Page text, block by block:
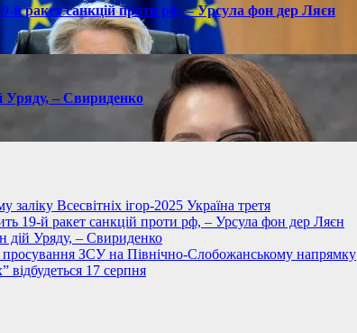
й ракет санкцій проти рф, – Урсула фон дер Ляєн
Уряду, – Свириденко
заліку Всесвітніх ігор-2025 Україна третя
19-й ракет санкцій проти рф, – Урсула фон дер Ляєн
дій Уряду, – Свириденко
ЗСУ на Північно-Слобожанському напрямку
відбудеться 17 серпня